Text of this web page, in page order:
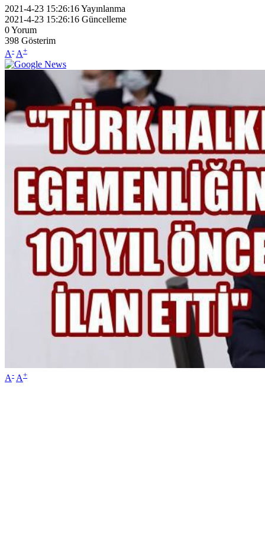
2021-4-23 15:26:16Yayınlanma
2021-4-23 15:26:16 Güncelleme
0Yorum
398 Gösterim
A- A+
A- A+